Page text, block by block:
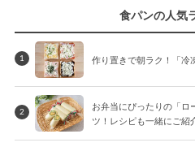
食パンの人気
1 作り置きで朝ラク！「冷
2
お弁当にぴったりの「ロ
ツ！レシピも一緒にご紹